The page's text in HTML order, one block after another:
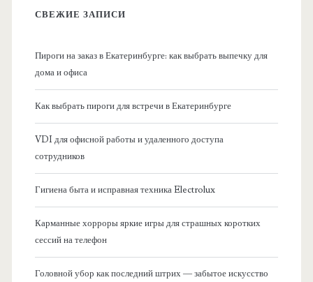
СВЕЖИЕ ЗАПИСИ
Пироги на заказ в Екатеринбурге: как выбрать выпечку для
дома и офиса
Как выбрать пироги для встречи в Екатеринбурге
VDI для офисной работы и удаленного доступа
сотрудников
Гигиена быта и исправная техника Electrolux
Карманные хорроры яркие игры для страшных коротких
сессий на телефон
Головной убор как последний штрих — забытое искусство